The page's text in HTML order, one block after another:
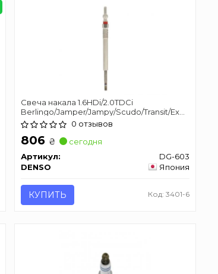
Свеча накала 1.6HDi/2.0TDCi
Berlingo/Jamper/Jampy/Scudo/Transit/Expert
DENSO DG-6030 отзывов
806 ₴
сегодня
Артикул:
DG-603
DENSO
Япония
КУПИТЬ Код: 3401-6